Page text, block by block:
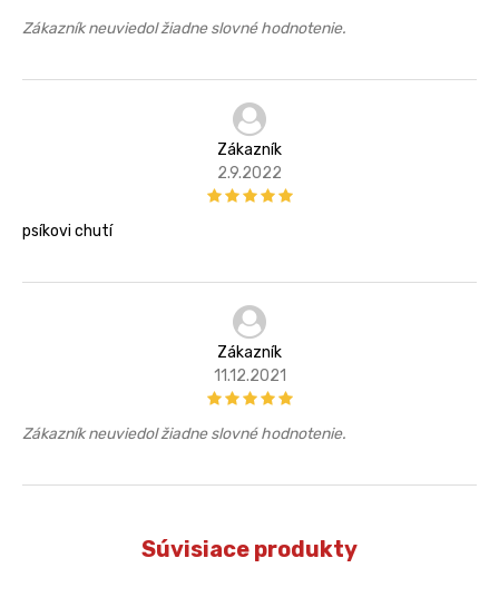
Zákazník neuviedol žiadne slovné hodnotenie.
Zákazník
2.9.2022
psíkovi chutí
Zákazník
11.12.2021
Zákazník neuviedol žiadne slovné hodnotenie.
Súvisiace produkty